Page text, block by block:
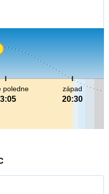
poledne západ
20:30